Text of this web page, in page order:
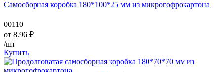
Самосборная коробка 180*100*25 мм из микрогофрокартона
00110
от 8.96 ₽
/шт
Купить
———